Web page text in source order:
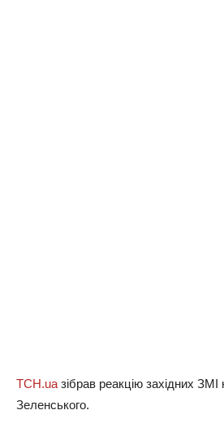
ТСН.ua зібрав реакцію західних ЗМІ
Зеленського.